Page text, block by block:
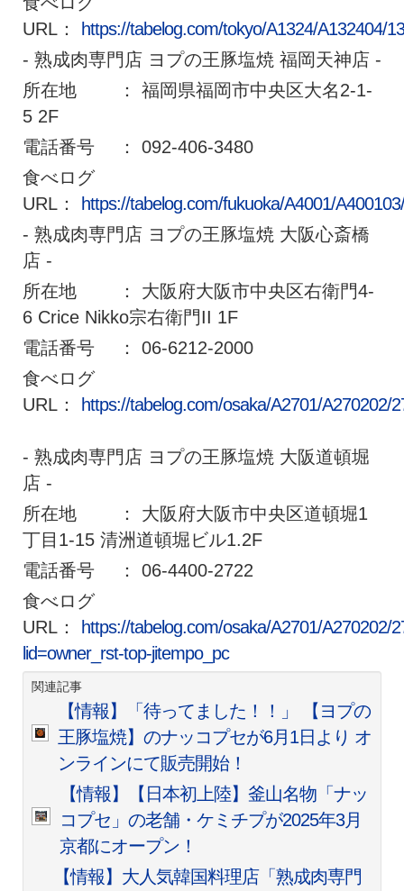
URL： https://tabelog.com/tokyo/A1324/A132404/
- 熟成肉専門店 ヨプの王豚塩焼 福岡天神店 -
所在地 ： 福岡県福岡市中央区大名2-1-
5 2F
電話番号 ： 092-406-3480
食べログ
URL： https://tabelog.com/fukuoka/A4001/
- 熟成肉専門店 ヨプの王豚塩焼 大阪心斎橋
店 -
所在地 ： 大阪府大阪市中央区右衛門4-
6 Crice Nikko宗右衛門II 1F
電話番号 ： 06-6212-2000
食べログ
URL： https://tabelog.com/osaka/A2701/A270202/
- 熟成肉専門店 ヨプの王豚塩焼 大阪道頓堀
店 -
所在地 ： 大阪府大阪市中央区道頓堀1
丁目1-15 清洲道頓堀ビル1.2F
電話番号 ： 06-4400-2722
食べログ
URL： https://tabelog.com/osaka/A2701/A270202/
lid=owner_rst-top-jitempo_pc
関連記事
【情報】「待ってました！！」 【ヨプの
王豚塩焼】のナッコプセが6月1日より オ
ンラインにて販売開始！
【情報】【日本初上陸】釜山名物「ナッ
コプセ」の老舗・ケミチプが2025年3月
京都にオープン！
【情報】大人気韓国料理店「熟成肉専門